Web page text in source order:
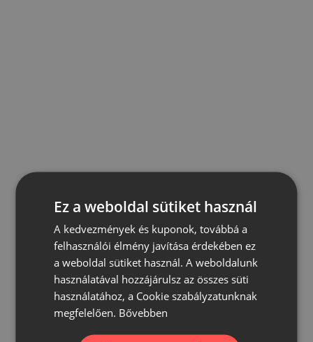
Ez a weboldal sütiket használ
A kedvezmények és kuponok, továbbá a
felhasználói élmény javítása érdekében ez
a weboldal sütiket használ. A weboldalunk
használatával hozzájárulsz az összes süti
használatához, a Cookie szabályzatunknak
megfelelően. Bővebben